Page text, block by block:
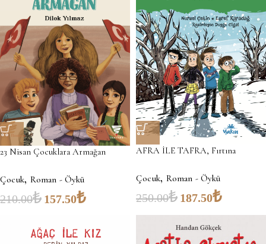
23 Nisan Çocuklara Armağan
Çocuk, Roman - Öykü
210.00₺ 157.50₺
AFRA İLE TAFRA, Fırtına
Çocuk, Roman - Öykü
250.00₺ 187.50₺